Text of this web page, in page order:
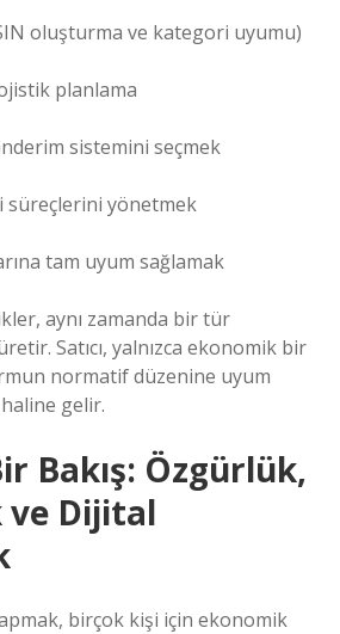
oluşturma ve kategori uyumu)
planlama
sistemini seçmek
yönetmek
tam uyum sağlamak
aynı zamanda bir tür
Satıcı, yalnızca ekonomik bir
normatif düzenine uyum
gelir.
Bakış: Özgürlük,
ve Dijital
birçok kişi için ekonomik